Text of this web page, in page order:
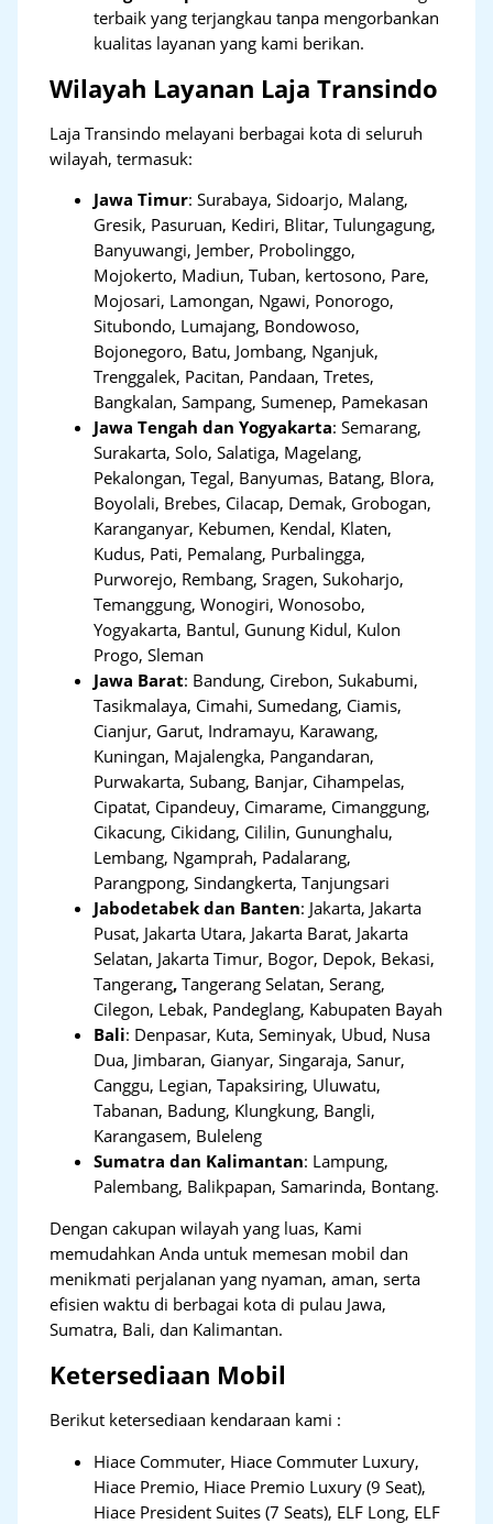
terbaik yang terjangkau tanpa mengorbankan
kualitas layanan yang kami berikan.
Wilayah Layanan Laja Transindo
Laja Transindo melayani berbagai kota di seluruh
wilayah, termasuk:
Jawa Timur:Surabaya, Sidoarjo, Malang,
Gresik, Pasuruan, Kediri, Blitar, Tulungagung,
Banyuwangi, Jember, Probolinggo,
Mojokerto, Madiun, Tuban, kertosono, Pare,
Mojosari, Lamongan, Ngawi, Ponorogo,
Situbondo, Lumajang, Bondowoso,
Bojonegoro, Batu, Jombang, Nganjuk,
Trenggalek, Pacitan, Pandaan, Tretes,
Bangkalan, Sampang, Sumenep, Pamekasan
Jawa Tengah dan Yogyakarta:Semarang,
Surakarta, Solo, Salatiga, Magelang,
Pekalongan, Tegal, Banyumas, Batang, Blora,
Boyolali, Brebes, Cilacap, Demak, Grobogan,
Karanganyar, Kebumen, Kendal, Klaten,
Kudus, Pati, Pemalang, Purbalingga,
Purworejo, Rembang, Sragen, Sukoharjo,
Temanggung, Wonogiri, Wonosobo,
Yogyakarta, Bantul, Gunung Kidul, Kulon
Progo, Sleman
Jawa Barat: Bandung, Cirebon, Sukabumi,
Tasikmalaya, Cimahi, Sumedang, Ciamis,
Cianjur, Garut, Indramayu, Karawang,
Kuningan, Majalengka, Pangandaran,
Purwakarta, Subang, Banjar, Cihampelas,
Cipatat, Cipandeuy, Cimarame, Cimanggung,
Cikacung, Cikidang, Cililin, Gununghalu,
Lembang, Ngamprah, Padalarang,
Parangpong, Sindangkerta, Tanjungsari
Jabodetabek dan Banten: Jakarta, Jakarta
Pusat, Jakarta Utara, Jakarta Barat, Jakarta
Selatan, Jakarta Timur, Bogor, Depok, Bekasi,
Tangerang,Tangerang Selatan, Serang,
Cilegon, Lebak, Pandeglang, Kabupaten Bayah
Bali: Denpasar, Kuta, Seminyak, Ubud, Nusa
Dua, Jimbaran, Gianyar, Singaraja, Sanur,
Canggu, Legian, Tapaksiring, Uluwatu,
Tabanan, Badung, Klungkung, Bangli,
Karangasem, Buleleng
Sumatra dan Kalimantan: Lampung,
Palembang, Balikpapan, Samarinda, Bontang.
Dengan cakupan wilayah yang luas, Kami
memudahkan Anda untuk memesan mobil dan
menikmati perjalanan yang nyaman, aman, serta
efisien waktu di berbagai kota di pulau Jawa,
Sumatra, Bali, dan Kalimantan.
Ketersediaan Mobil
Berikut ketersediaan kendaraan kami :
Hiace Commuter, Hiace Commuter Luxury,
Hiace Premio, Hiace Premio Luxury (9 Seat),
Hiace President Suites (7 Seats), ELF Long, ELF